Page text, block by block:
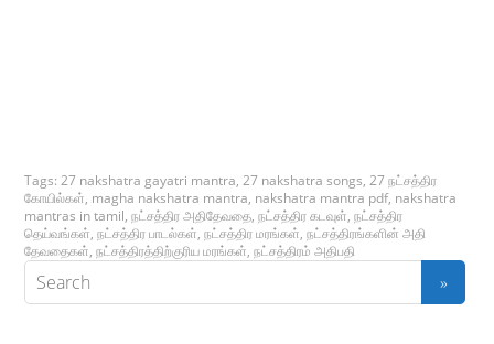
Tags:27 nakshatra gayatri mantra,27 nakshatra songs,27 நட்சத்திர
கோயில்கள், magha nakshatra mantra, nakshatra mantra pdf, nakshatra
mantras in tamil,நட்சத்திர அதிதேவதை,நட்சத்திர கடவுள்,நட்சத்திர
தெய்வங்கள்,நட்சத்திர பாடல்கள்,நட்சத்திர மரங்கள்,நட்சத்திரங்களின் அதி
தேவதைகள்,நட்சத்திரத்திற்குரிய மரங்கள்,நட்சத்திரம் அதிபதி